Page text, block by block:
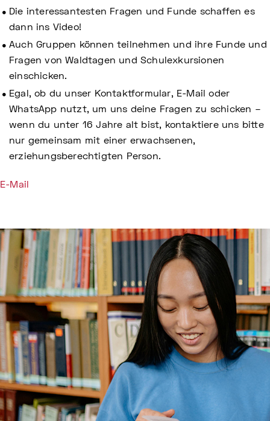
Die interessantesten Fragen und Funde schaffen es
dann ins Video!
Auch Gruppen können teilnehmen und ihre Funde und
Fragen von Waldtagen und Schulexkursionen
einschicken.
Egal, ob du unser Kontaktformular, E-Mail oder
WhatsApp nutzt, um uns deine Fragen zu schicken –
wenn du unter 16 Jahre alt bist, kontaktiere uns bitte
nur gemeinsam mit einer erwachsenen,
erziehungsberechtigten Person.
E-Mail